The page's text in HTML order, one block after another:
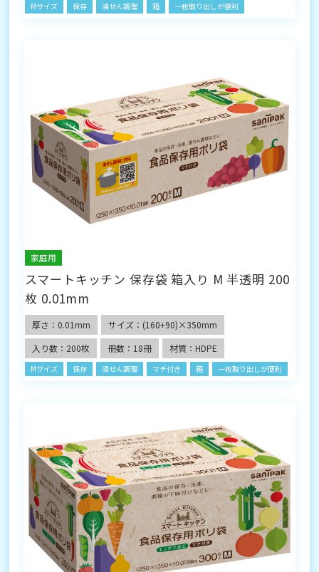
Mサイズ 保存 湯せん調理 箱 一枚取り出しが便利
家庭用
スマートキッチン 保存袋 箱入り M 半透明 200
枚 0.01mm
厚さ：0.01mm
サイズ：(160+90)×350mm
入り数：200枚
冊数：18冊 材質：HDPE
Mサイズ 保存 湯せん調理 マチ付き 箱 一枚取り出しが便利